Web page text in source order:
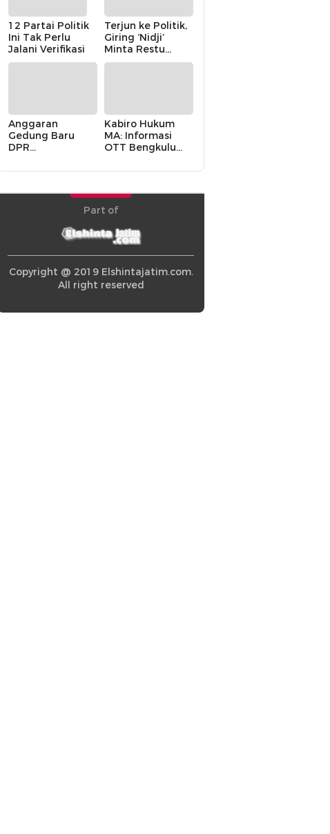
12 Partai Politik
Ini Tak Perlu
Jalani Verifikasi
Terjun ke Politik,
Giring ‘Nidji’
Minta Restu
Keluarga
Anggaran
Gedung Baru
DPR
Cair karena
Budi” Pemerintah
Kabiro Hukum
MA: Informasi
OTT Bengkulu
Internal MA
Part of
Copyright @ 2019 Elshintajatim.com.
All right reserved